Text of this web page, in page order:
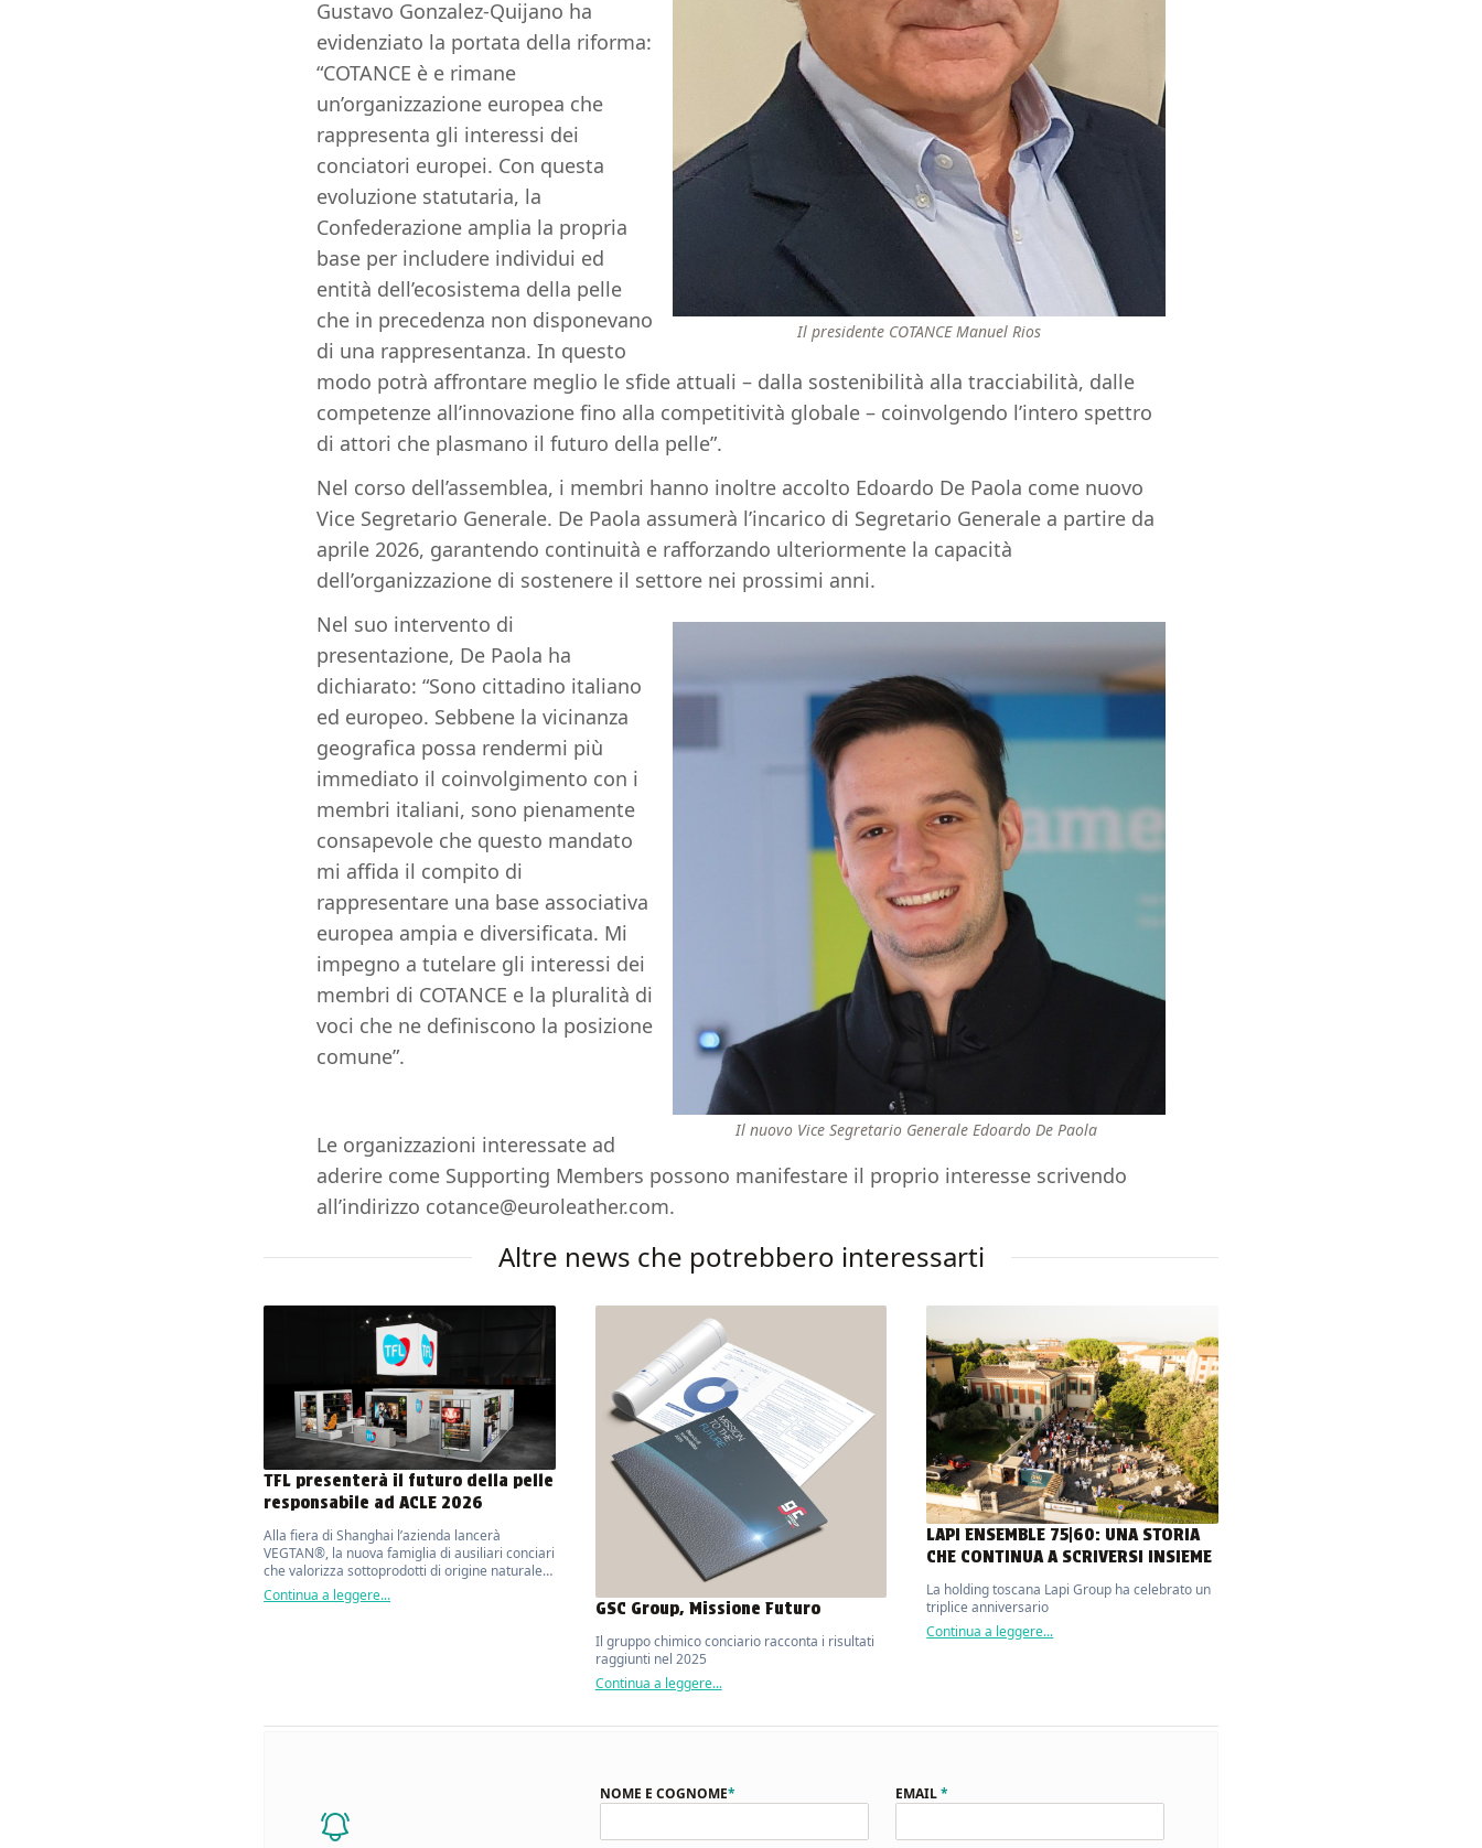
Il presidente COTANCE Manuel Rios
Gustavo Gonzalez-Quijano ha
evidenziato la portata della riforma:
“COTANCE è e rimane
un’organizzazione europea che
rappresenta gli interessi dei
conciatori europei. Con questa
evoluzione statutaria, la
Confederazione amplia la propria
base per includere individui ed
entità dell’ecosistema della pelle
che in precedenza non disponevano
di una rappresentanza. In questo
modo potrà affrontare meglio le sfide attuali – dalla sostenibilità alla tracciabilità, dalle
competenze all’innovazione fino alla competitività globale – coinvolgendo l’intero spettro
di attori che plasmano il futuro della pelle”.
Nel corso dell’assemblea, i membri hanno inoltre accolto Edoardo De Paola come nuovo
Vice Segretario Generale. De Paola assumerà l’incarico di Segretario Generale a partire da
aprile 2026, garantendo continuità e rafforzando ulteriormente la capacità
dell’organizzazione di sostenere il settore nei prossimi anni.
Il nuovo Vice Segretario Generale Edoardo De Paola
Nel suo intervento di
presentazione, De Paola ha
dichiarato: “Sono cittadino italiano
ed europeo. Sebbene la vicinanza
geografica possa rendermi più
immediato il coinvolgimento con i
membri italiani, sono pienamente
consapevole che questo mandato
mi affida il compito di
rappresentare una base associativa
europea ampia e diversificata. Mi
impegno a tutelare gli interessi dei
membri di COTANCE e la pluralità di
voci che ne definiscono la posizione
comune”.
Le organizzazioni interessate ad
aderire come Supporting Members possono manifestare il proprio interesse scrivendo
all’indirizzo cotance@euroleather.com.
Altre news che potrebbero interessarti
TFL presenterà il futuro della pelle
responsabile ad ACLE 2026
Alla fiera di Shanghai l’azienda lancerà
VEGTAN®, la nuova famiglia di ausiliari conciari
che valorizza sottoprodotti di origine naturale
con oltre il 70% di contenuto bio based
Continua a leggere...
GSC Group, Missione Futuro
Il gruppo chimico conciario racconta i risultati
raggiunti nel 2025
Continua a leggere...
LAPI ENSEMBLE 75|60: UNA STORIA
CHE CONTINUA A SCRIVERSI INSIEME
La holding toscana Lapi Group ha celebrato un
triplice anniversario
Continua a leggere...
NOME E COGNOME* EMAIL*